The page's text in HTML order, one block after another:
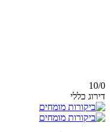
10/0
דירוג כללי